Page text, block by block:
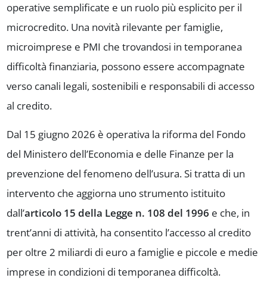
operative semplificate e un ruolo più esplicito per il
microcredito. Una novità rilevante per famiglie,
microimprese e PMI che trovandosi in temporanea
difficoltà finanziaria, possono essere accompagnate
verso canali legali, sostenibili e responsabili di accesso
al credito.
Dal 15 giugno 2026 è operativa la riforma del Fondo
del Ministero dell’Economia e delle Finanze per la
prevenzione del fenomeno dell’usura. Si tratta di un
intervento che aggiorna uno strumento istituito
dall’articolo 15 della Legge n. 108 del 1996 e che, in
trent’anni di attività, ha consentito l’accesso al credito
per oltre 2 miliardi di euro a famiglie e piccole e medie
imprese in condizioni di temporanea difficoltà.